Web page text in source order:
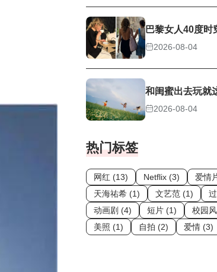
巴黎女人40度时
2026-08-04
和闺蜜出去玩就
2026-08-04
热门标签
网红 (13) Netflix (3) 爱情
天海祐希 (1)
文艺范 (1)
动画剧 (4)
短片 (1) 校园
美照 (1)
自拍 (2) 爱情 (3)